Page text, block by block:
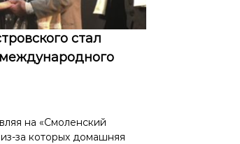
стал
на «Смоленский
за которых домашняя